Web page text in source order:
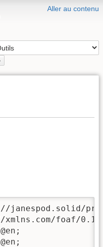
Aller au contenu
janespod.solid/
foaf/0.1/